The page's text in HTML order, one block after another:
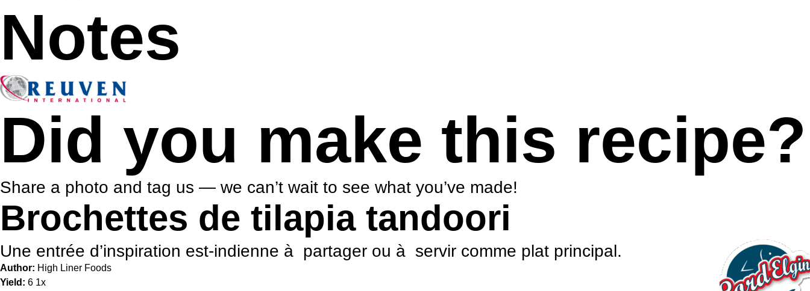
Notes
Did you make this recipe?
Share a photo and tag us — we can’t wait to see what you’ve made!
Brochettes de tilapia tandoori
Une entrée d’inspiration est-indienne à partager ou à servir comme plat principal.
Author: High Liner Foods
Yield: 6 1x